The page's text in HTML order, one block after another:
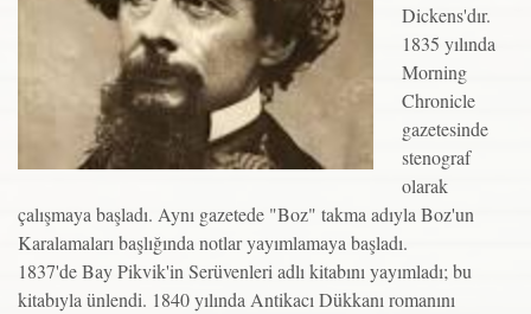
Dickens'dır.
1835 yılında
Morning
Chronicle
gazetesinde
stenograf
olarak
çalışmaya başladı. Aynı gazetede "Boz" takma adıyla Boz'un
Karalamaları başlığında notlar yayımlamaya başladı.
1837'de Bay Pikvik'in Serüvenleri adlı kitabını yayımladı; bu
kitabıyla ünlendi. 1840 yılında Antikacı Dükkanı romanını